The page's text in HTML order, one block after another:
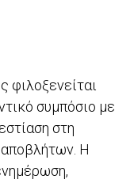
φιλοξενείται
συμπόσιο με
στη
αποβλήτων. Η